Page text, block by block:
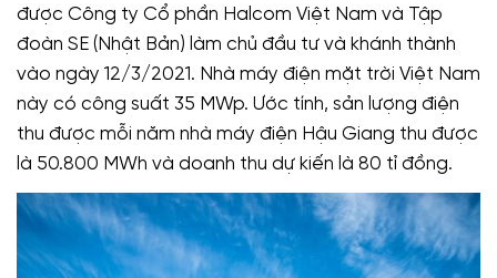
được Công ty Cổ phần Halcom Việt Nam và Tập
đoàn SE (Nhật Bản) làm chủ đầu tư và khánh thành
vào ngày 12/3/2021. Nhà máy điện mặt trời Việt Nam
này có công suất 35 MWp. Ước tính, sản lượng điện
thu được mỗi năm nhà máy điện Hậu Giang thu được
là 50.800 MWh và doanh thu dự kiến là 80 tỉ đồng.